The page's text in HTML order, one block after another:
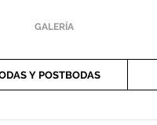
GALERÍA
Y POSTBODAS